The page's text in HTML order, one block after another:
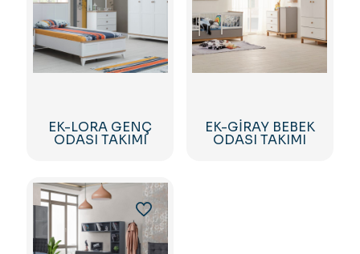
EK-LORA GENÇ
ODASI TAKIMI
EK-GİRAY BEBEK
ODASI TAKIMI